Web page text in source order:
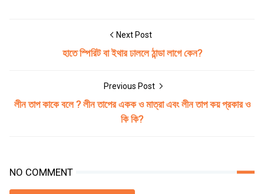
Next Post
হাতে স্পিরিট বা ইথার ঢাললে ঠান্ডা লাগে কেন?
Previous Post
লীন তাপ কাকে বলে ? লীন তাপের একক ও মাত্রা এবং লীন তাপ কয় প্রকার ও
কি কি?
NO COMMENT